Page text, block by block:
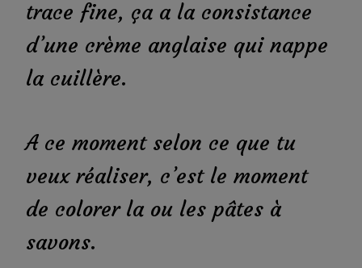
trace fine, ça a la consistance
d’une crème anglaise qui nappe
la cuillère.
A ce moment selon ce que tu
veux réaliser, c’est le moment
de colorer la ou les pâtes à
savons.